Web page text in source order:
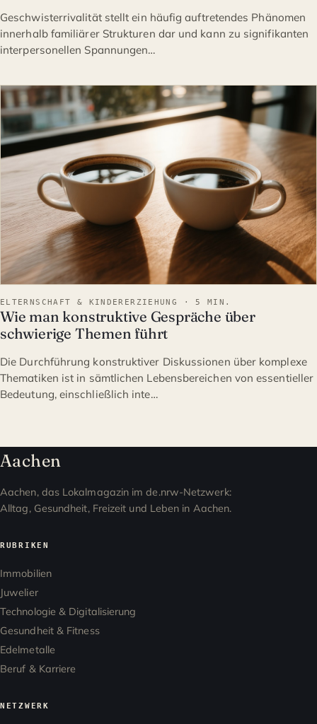
Geschwisterrivalität stellt ein häufig auftretendes Phänomen
innerhalb familiärer Strukturen dar und kann zu signifikanten
interpersonellen Spannungen…
ELTERNSCHAFT & KINDERE
ELTERNSCHAFT & KINDERERZIEHUNG · 5 MIN.
Wie man konstruktive Gespräche über
schwierige Themen führt
Die Durchführung konstruktiver Diskussionen über komplexe
Thematiken ist in sämtlichen Lebensbereichen von essentieller
Bedeutung, einschließlich inte…
Aachen
Aachen, das Lokalmagazin im de.nrw-Netzwerk:
Alltag, Gesundheit, Freizeit und Leben in Aachen.
RUBRIKEN
Immobilien
Juwelier
Technologie & Digitalisierung
Gesundheit & Fitness
Edelmetalle
Beruf & Karriere
NETZWERK